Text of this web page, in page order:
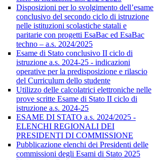
Disposizioni per lo svolgimento dell’esame
conclusivo del secondo ciclo di istruzione
nelle istituzioni scolastiche statali e
paritarie con progetti EsaBac ed EsaBac
techno – a.s. 2024/2025
Esame di Stato conclusivo II ciclo di
istruzione a.s. 2024-25 - indicazioni
operative per la predisposizione e rilascio
del Curriculum dello studente
Utilizzo delle calcolatrici elettroniche nelle
prove scritte Esame di Stato II ciclo di
istruzione a.s. 2024-25
ESAME DI STATO a.s. 2024/2025 -
ELENCHI REGIONALI DEI
PRESIDENTI DI COMMISSIONE
Pubblicazione elenchi dei Presidenti delle
commissioni degli Esami di Stato 2025